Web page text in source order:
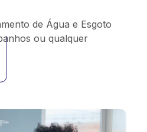
de Água e Esgoto
ou qualquer